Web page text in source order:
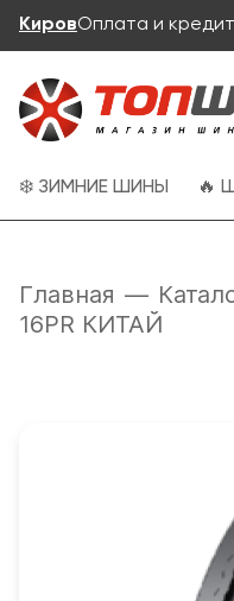
КировОплата и кредит
❄️ ЗИМНИЕ ШИНЫ 🔥
Главная —
16PR КИТАЙ